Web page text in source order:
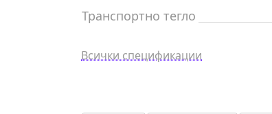
Транспортно тегло
Всички спецификации